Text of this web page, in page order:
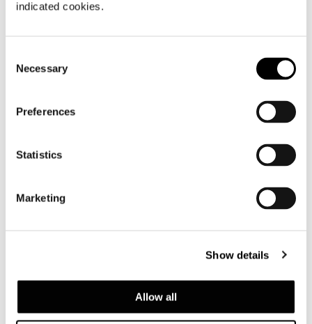
indicated cookies.
Selection
Necessary
Preferences
Statistics
Marketing
Show details
Allow all